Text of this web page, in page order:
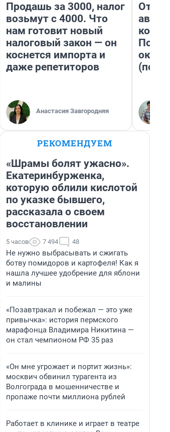
Продашь за 3000, налог
возьмут с 4000. Что
нам готовит новый
налоговый закон — он
коснется импорта и
даже репетиторов
Анастасия Завгородняя
От
РЕКОМЕНДУЕМ
«Шрамы болят ужасно».
Екатеринбурженка,
которую облили кислотой
по указке бывшего,
рассказала о своем
восстановлении
5 часов 7 494 48
Не нужно выбрасывать и сжигать
ботву помидоров и картофеля! Как я
нашла лучшее удобрение для яблони
и малины
«Позавтракал и побежал — это уже
привычка»: история пермского
марафонца Владимира Никитина —
он стал чемпионом РФ 35 раз
«Он мне угрожает и портит жизнь»:
москвич обвинил турагента из
Волгограда в мошенничестве и
пропаже почти миллиона рублей
Работает в клинике и играет в театре